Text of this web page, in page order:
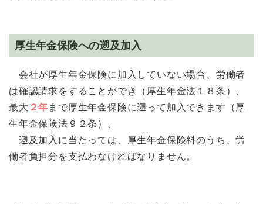
厚生年金保険への遡及加入
会社が厚生年金保険に加入していない場合、労働者
は確認請求をすることができ（厚生年金法１８条）、
最大 ２年 まで厚生年金保険に遡って加入できます（厚
生年金保険法９２条）。
遡及加入に当たっては、厚生年金保険料のうち、労
働者負担分を支払わなければなりません。